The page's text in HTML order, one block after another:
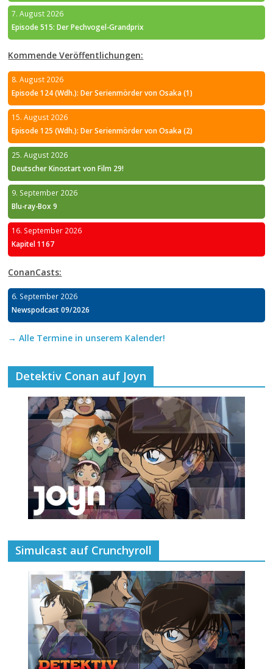
7. August 2026
Episode 515: Der Pechvogel-Grandprix
Kommende Veröffentlichungen:
8. August 2026
Episode 124 (Wdh.): Der Serienmörder von Osaka (1)
15. August 2026
Episode 125 (Wdh.): Der Serienmörder von Osaka (2)
25. August 2026
Deutscher Kinostart von Film 29!
9. September 2026
Blu-ray-Box 9
16. September 2026
Kapitel 1167
ConanCasts:
6. September 2026
Newspodcast 09/2026
→ Alle Termine in unserem Kalender!
Detektiv Conan auf Joyn
Simulcast auf Crunchyroll